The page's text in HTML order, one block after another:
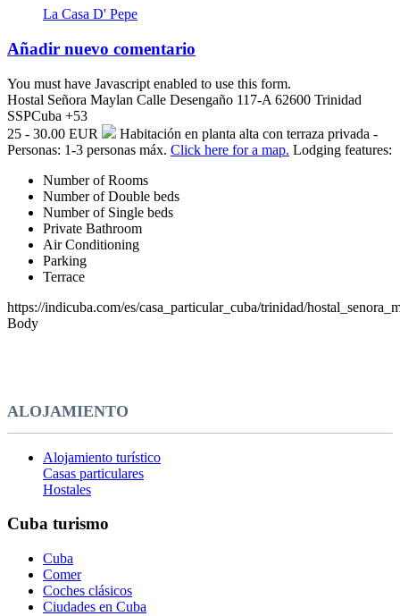
La Casa D' Pepe
Añadir nuevo comentario
You must have Javascript enabled to use this form.
Hostal Señora Maylan Calle Desengaño 117-A 62600 Trinidad
SSPCuba +53
25 - 30.00 EUR
Habitación en planta alta con terraza privada -
Personas: 1-3 personas máx. Click here for a map. Lodging features:
Number of Rooms
Number of Double beds
Number of Single beds
Private Bathroom
Air Conditioning
Parking
Terrace
https://indicuba.com/es/casa_particular_cuba/trinidad/
Body
ALOJAMIENTO
Alojamiento turístico
Casas particulares
Hostales
Cuba turismo
Cuba
Comer
Coches clásicos
Ciudades en Cuba